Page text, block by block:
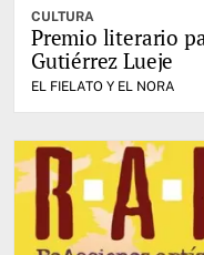
CULTURA
Premio literario
Gutiérrez Lueje
EL FIELATO Y EL NORA